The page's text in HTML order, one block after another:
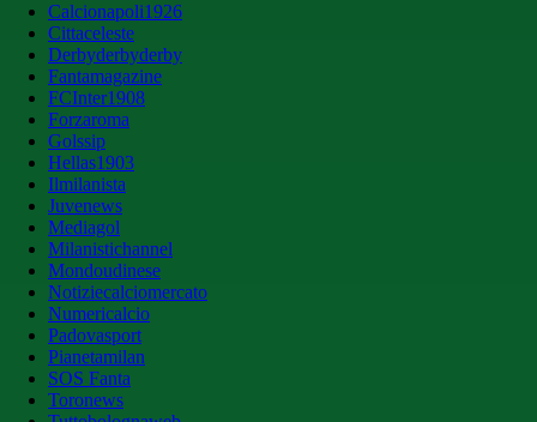
Calcionapoli1926
Cittaceleste
Derbyderbyderby
Fantamagazine
FCInter1908
Forzaroma
Golssip
Hellas1903
Ilmilanista
Juvenews
Mediagol
Milanistichannel
Mondoudinese
Notiziecalciomercato
Numericalcio
Padovasport
Pianetamilan
SOS Fanta
Toronews